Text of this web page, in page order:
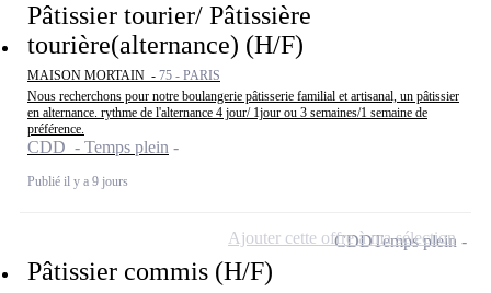
Pâtissier tourier/ Pâtissière
tourière(alternance) (H/F)
MAISON MORTAIN - 75 - PARIS
Nous recherchons pour notre boulangerie pâtisserie familial et artisanal, un pâtissier
en alternance. rythme de l'alternance 4 jour/ 1jour ou 3 semaines/1 semaine de
préférence.
CDD - Temps plein
Publié il y a 9 jours
Pâtissier commis (H/F)
CDDTemps plein
Ajouter cette offre à ma sélection